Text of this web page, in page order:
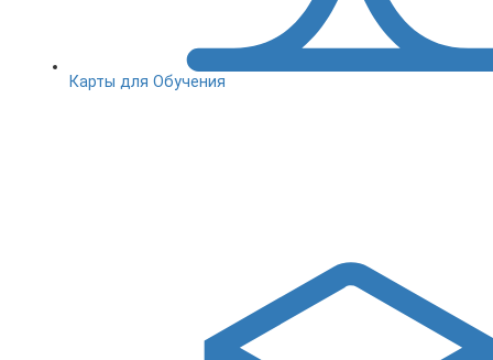
Карты для Обучения